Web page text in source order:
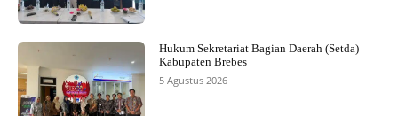
Hukum Sekretariat Bagian Daerah (Setda)
Kabupaten Brebes
5 Agustus 2026